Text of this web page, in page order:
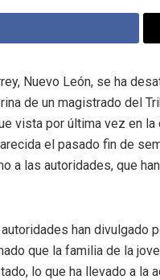
Nuevo León, se ha
de un magistrado del
vista por última vez en
el pasado fin de
a las autoridades, que
han divulgado
que la familia de la
lo que ha llevado a la